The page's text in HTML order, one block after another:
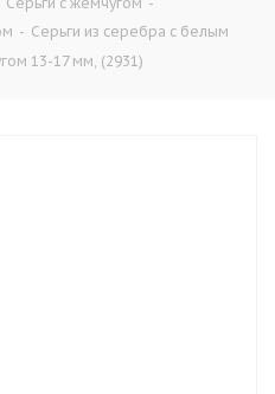
- Серьги из серебра с белым
13-17 мм, (2931)